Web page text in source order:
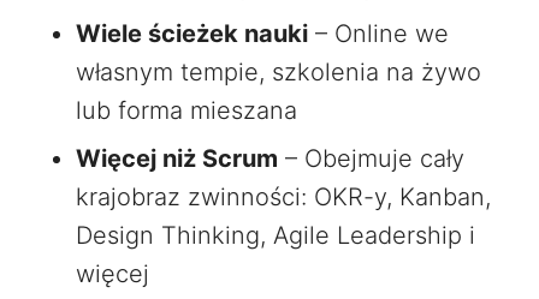
Wiele ścieżek nauki – Online we
własnym tempie, szkolenia na żywo
lub forma mieszana
Więcej niż Scrum – Obejmuje cały
krajobraz zwinności: OKR-y, Kanban,
Design Thinking, Agile Leadership i
więcej